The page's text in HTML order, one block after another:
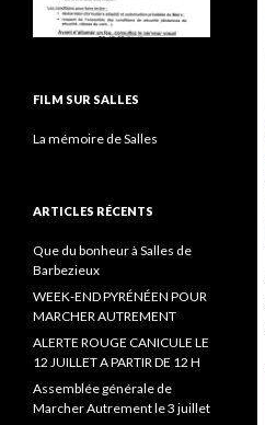
FILM SUR SALLES
La mémoire de Salles
ARTICLES RÉCENTS
Que du bonheur à Salles de
Barbezieux
WEEK-END PYRÉNÉEN POUR
MARCHER AUTREMENT
ALERTE ROUGE CANICULE LE
12 JUILLET A PARTIR DE 12 H
Assemblée générale de
Marcher Autrement le 3 juillet